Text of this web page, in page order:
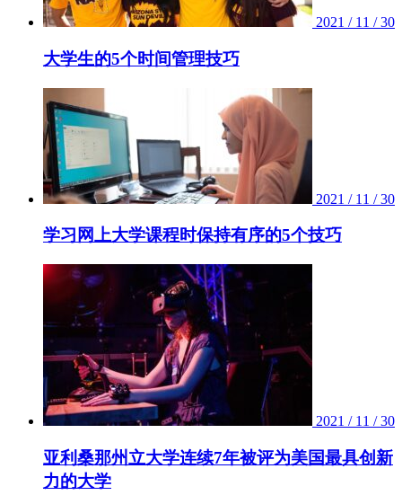
2021 / 11 / 30
大学生的5个时间管理技巧
2021 / 11 / 30
学习网上大学课程时保持有序的5个技巧
2021 / 11 / 30
亚利桑那州立大学连续7年被评为美国最具创新
力的大学